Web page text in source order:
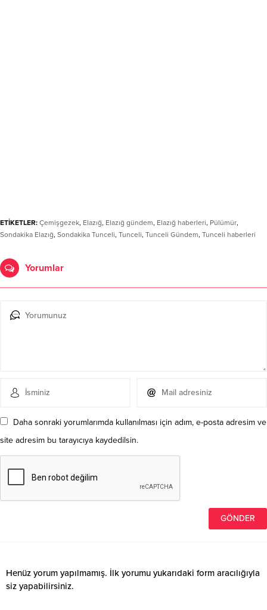
ETİKETLER: Çemişgezek, Elazığ, Elazığ gündem, Elazığ haberleri, Pülümür,
Sondakika Elazığ, Sondakika Tunceli, Tunceli, Tunceli Gündem, Tunceli haberleri
Yorumlar
Daha sonraki yorumlarımda kullanılması için adım, e-posta adresim ve
site adresim bu tarayıcıya kaydedilsin.
Henüz yorum yapılmamış. İlk yorumu yukarıdaki form aracılığıyla
siz yapabilirsiniz.